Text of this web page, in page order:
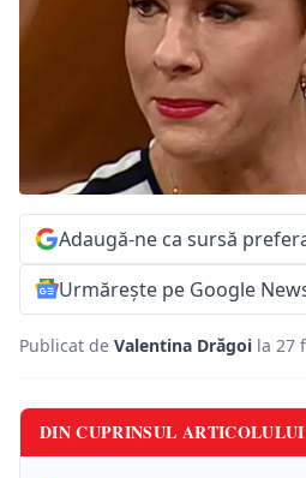
Adaugă-ne ca sursă
Urmărește pe Google
Publicat de Valentina Drăgoi la 27
DIN CUPRINSUL ARTICOLULUI